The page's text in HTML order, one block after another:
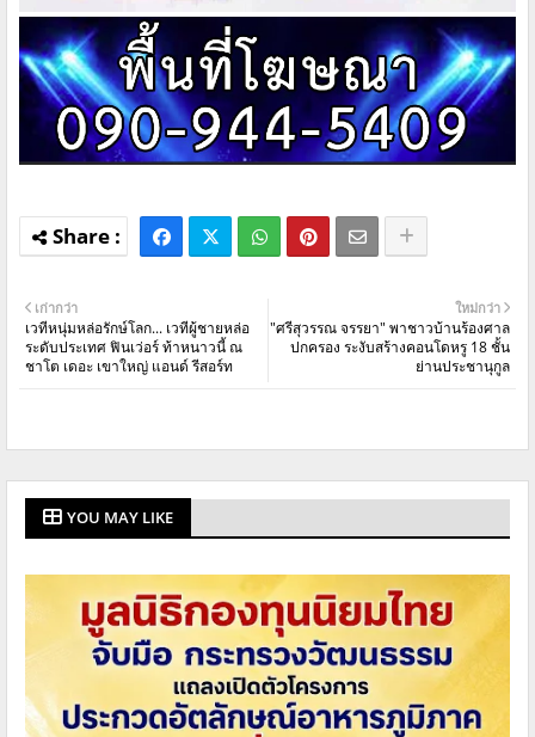
ใหม่กว่า
"ศรีสุวรรณ จรรยา" พาชาวบ้านร้องศาล
ปกครอง ระงับสร้างคอนโดหรู 18 ชั้น
ย่านประชานุกูล
เก่ากว่า
เวทีหนุ่มหล่อรักษ์โลก... เวทีผู้ชายหล่อ
ระดับประเทศ ฟินเว่อร์ ท้าหนาวนี้ ณ
ชาโต เดอะ เขาใหญ่ แอนด์ รีสอร์ท
YOU MAY LIKE